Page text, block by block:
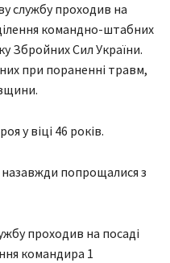
службу проходив на
командно-штабних
Збройних Сил України.
при пораненні травм,
у віці 46 років.
назавжди попрощалися з
проходив на посаді
командира 1